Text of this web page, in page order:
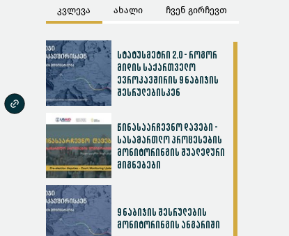
კვლევა ახალი ჩვენ გირჩევთ
სტატუსმეტრი 2.0 - როგორ
მიდის საქართველო
ევროკავშირის 9 ნაბიჯის
შესრულებისკენ
წინასაარჩევნო დავები -
სასამართლო პროცესების
მონიტორინგის შუალედური
მიგნებები
9 ნაბიჯის შესრულების
მონიტორინგის ანგარიში